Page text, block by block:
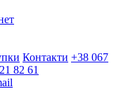
Контакти +38 067
82 61